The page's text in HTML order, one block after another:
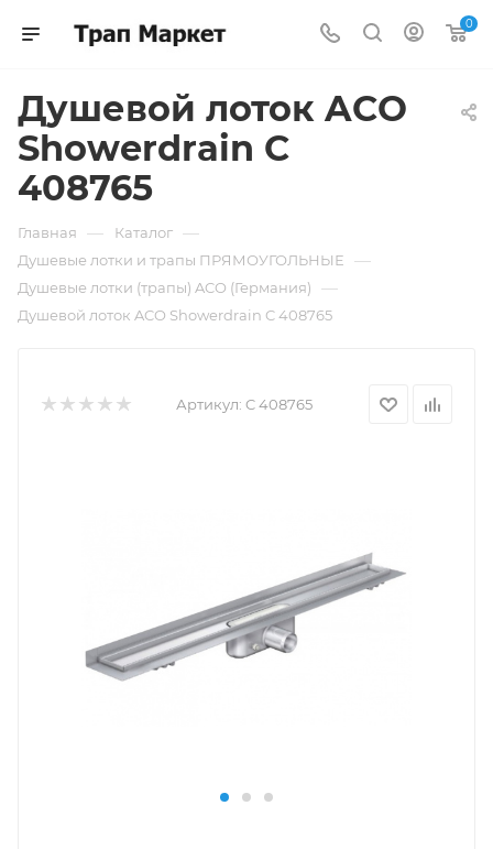
0
Душевой лоток ACO
Showerdrain C
408765
Главная — Каталог —
Душевые лотки и трапы ПРЯМОУГОЛЬНЫЕ —
Душевые лотки (трапы) ACO (Германия) —
Душевой лоток ACO Showerdrain C 408765
Артикул: C 408765